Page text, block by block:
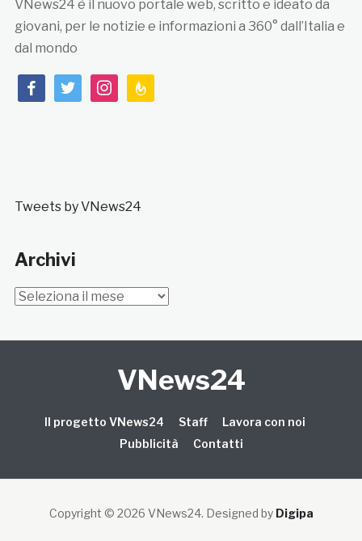
VNews24 è il nuovo portale web, scritto e ideato da
giovani, per le notizie e informazioni a 360° dall’Italia e
dal mondo
facebooktwitterinstagramfeedburner
Tweets by VNews24
Archivi
Archivi
VNews24
Il progetto VNews24 Staff
Lavora con noi
Pubblicità
Contatti
Copyright © 2026 VNews24. Designed by Digipa